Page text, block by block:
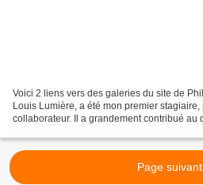
Voici 2 liens vers des galeries du site de
Louis Lumière, a été mon premier
collaborateur. Il a grandement contribué au
Page